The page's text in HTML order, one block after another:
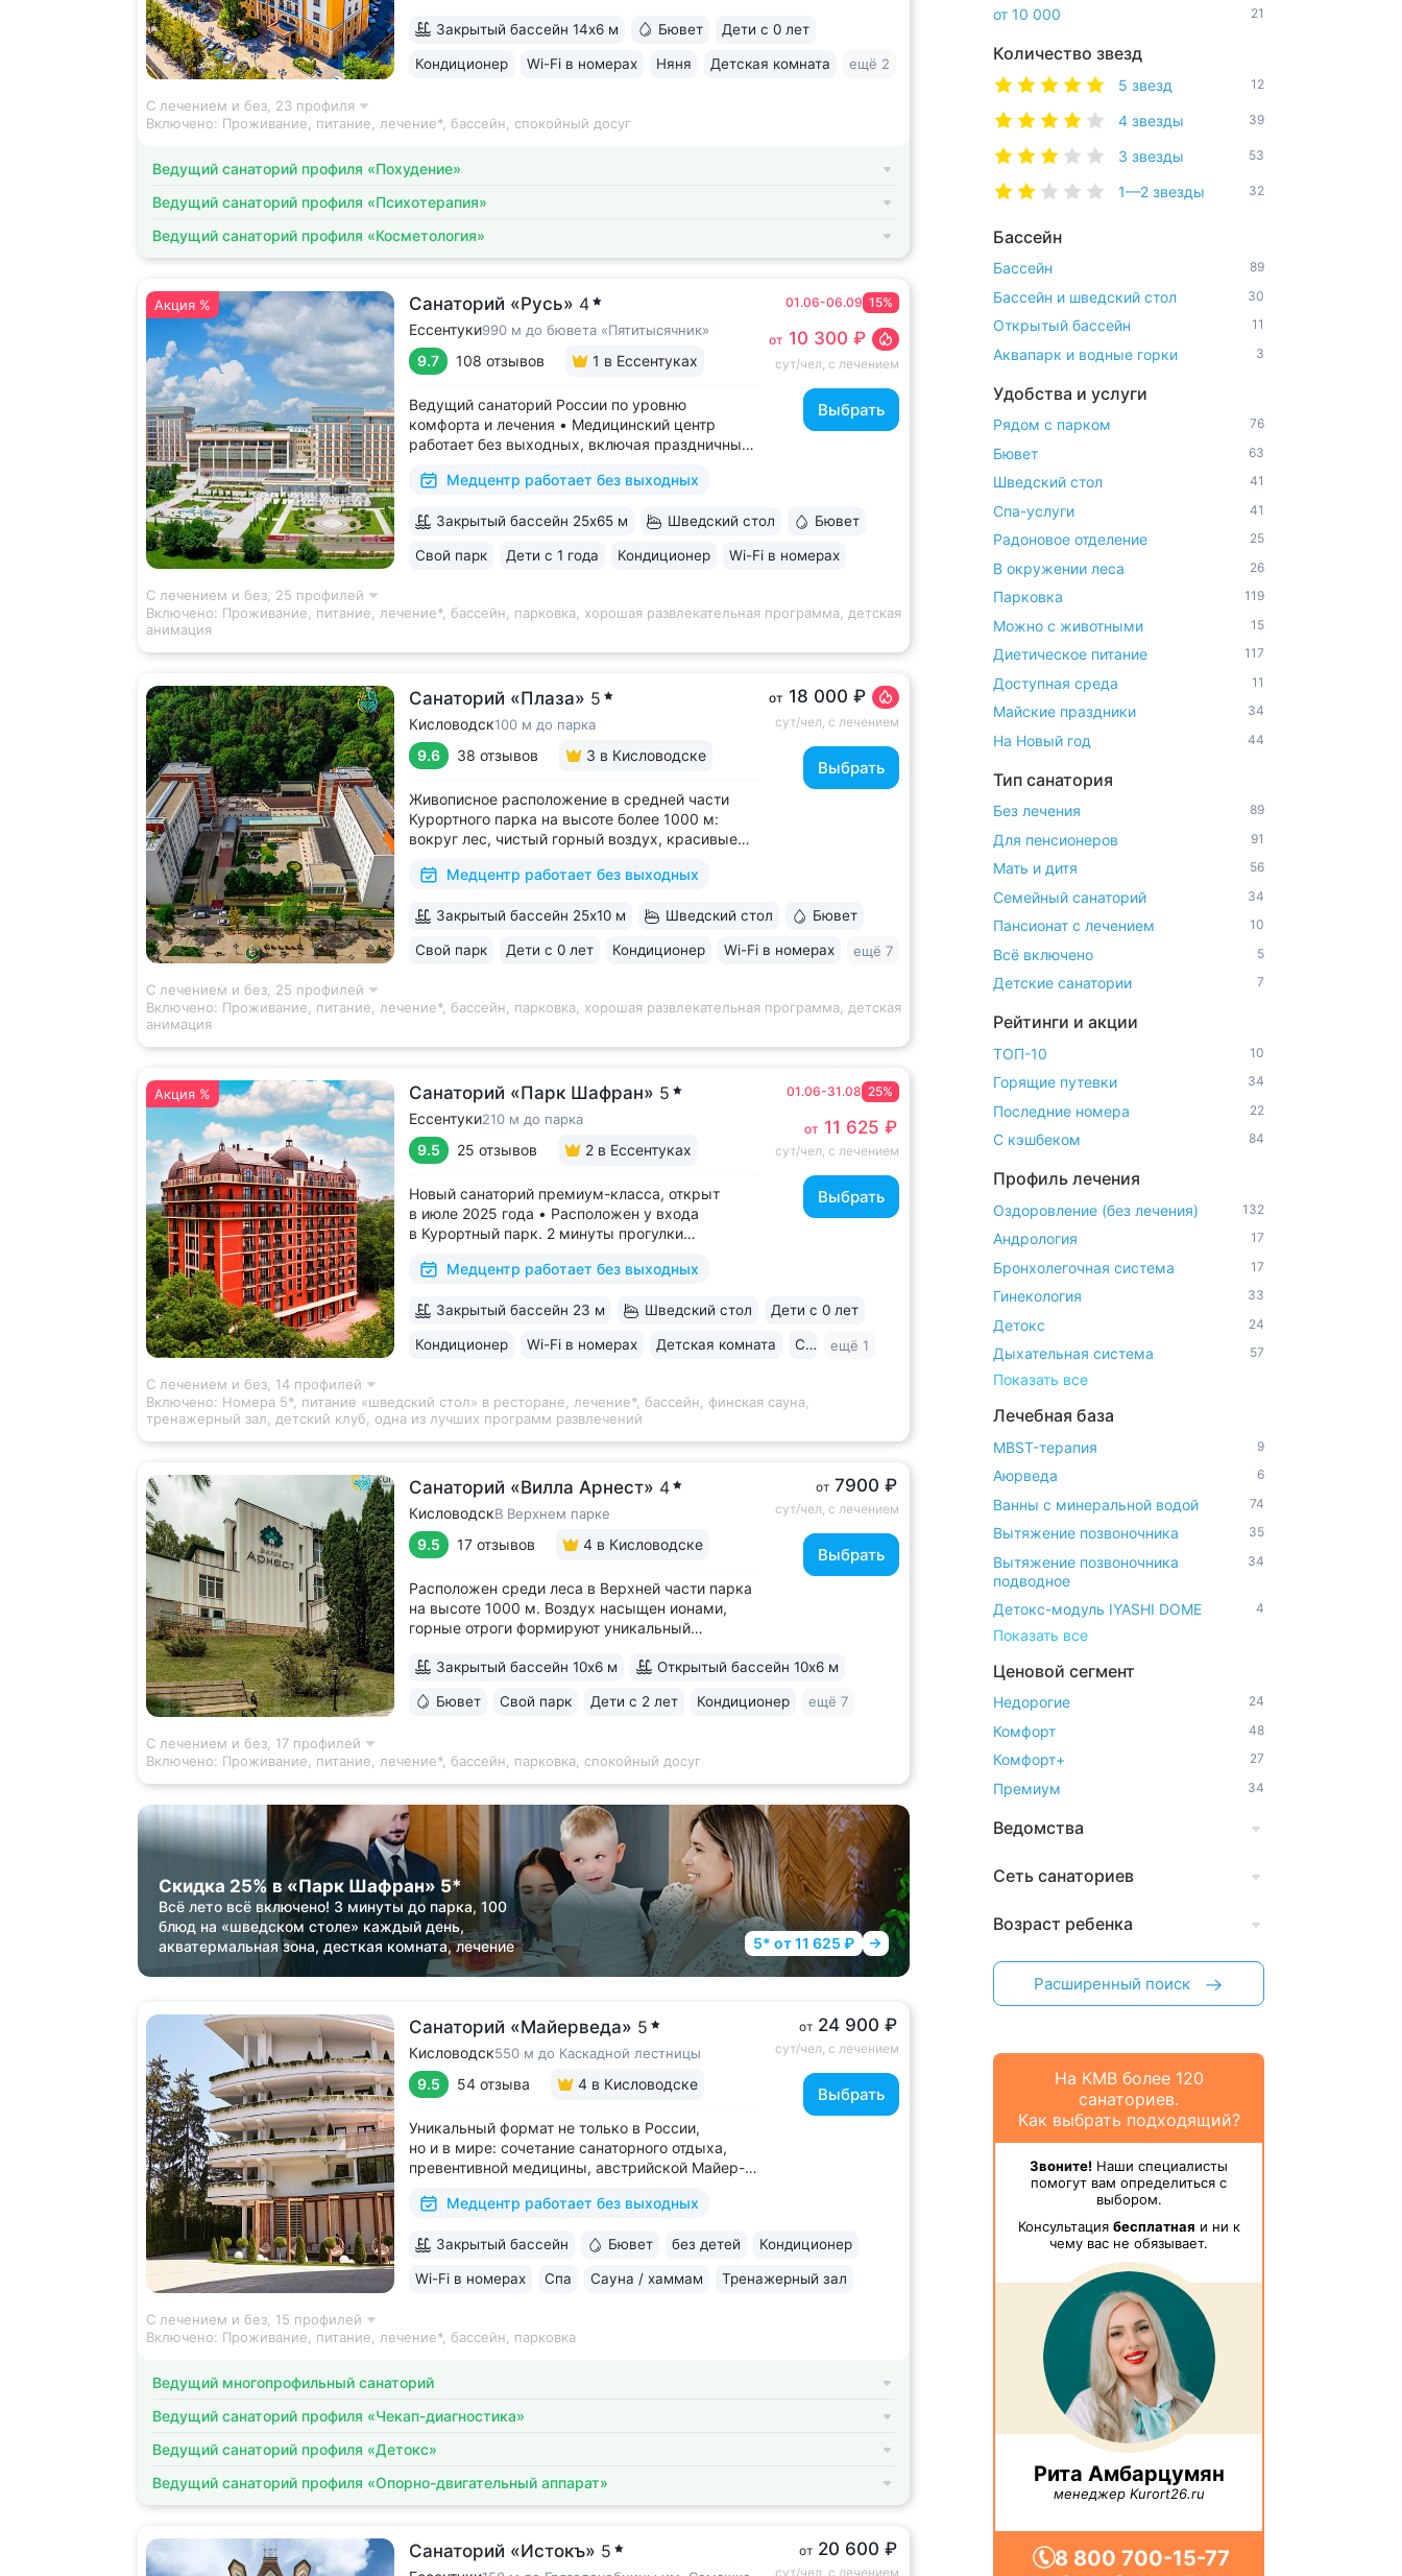
открыт в 2018 году. 95% отзывов о санатории
санаторий превзошёл ожидания по уровню...
Закрытый бассейн 14х6 м Бювет Дети с 0 лет
Кондиционер Wi-Fi в номерах Няня Детская комната ещё 2
С лечением и без, 23 профиля
Включено: Проживание, питание, лечение*, бассейн, спокойный досуг
Ведущий санаторий профиля «Похудение»
Ведущий санаторий профиля «Психотерапия»
Ведущий санаторий профиля «Косметология»
Акция % Санаторий «Русь» 4
Ессентуки990 м до бювета «Пятитысячник»
9.7 108 отзывов 1 в Ессентуках
Ведущий санаторий России по уровню
комфорта и лечения • Медицинский центр
работает без выходных, включая праздничные
с термотерапией, джакузи, каскадом
есть отдельная детская зона. Рядом
Медцентр работает без выходных
01.06-06.09 15%
от 10 300 ₽
сут/чел, с лечением
Выбрать
Закрытый бассейн 25х65 м Шведский стол Бювет
Свой парк Дети с 1 года Кондиционер Wi-Fi в номерах
С лечением и без, 25 профилей
Включено: Проживание, питание, лечение*, бассейн, парковка, хорошая развлекательная программа, детская
анимация
Санаторий «Плаза» 5
Кисловодск100 м до парка
9.6 38 отзывов 3 в Кисловодске
Живописное расположение в средней части
Курортного парка на высоте более 1000 м:
вокруг лес, чистый горный воздух, красивые
В штате 43 врача и 220 медспециалистов
диагностики и ДНК-исследований. Есть
Медцентр работает без выходных
от 18 000 ₽
сут/чел, с лечением
Выбрать
Закрытый бассейн 25x10 м Шведский стол Бювет
Свой парк Дети с 0 лет Кондиционер Wi-Fi в номерах ещё 7
С лечением и без, 25 профилей
Включено: Проживание, питание, лечение*, бассейн, парковка, хорошая развлекательная программа, детская
анимация
Акция % Санаторий «Парк Шафран» 5
Ессентуки210 м до парка
9.5 25 отзывов 2 в Ессентуках
Новый санаторий премиум-класса, открыт
в июле 2025 года • Расположен у входа
в Курортный парк. 2 минуты прогулки
• Акватермальная зона: бассейн с водопадом,
включено во все виды путёвок • Трёхразовое
Медцентр работает без выходных
01.06-31.08 25%
от 11 625 ₽
сут/чел, с лечением
Выбрать
Закрытый бассейн 23 м Шведский стол Дети с 0 лет
Кондиционер Wi-Fi в номерах Детская комната Спа ещё 1
С лечением и без, 14 профилей
Включено: Номера 5*, питание «шведский стол» в ресторане, лечение*, бассейн, финская сауна,
тренажерный зал, детский клуб, одна из лучших программ развлечений
Санаторий «Вилла Арнест» 4
КисловодскВ Верхнем парке
9.5 17 отзывов 4 в Кисловодске
Расположен среди леса в Верхней части парка
на высоте 1000 м. Воздух насыщен ионами,
горные отроги формируют уникальный
и влажностью воздуха. Прямой выход
Один из лучших вариантов для уединенного
от 7900 ₽
сут/чел, с лечением
Выбрать
Закрытый бассейн 10х6 м Открытый бассейн 10х6 м
Бювет Свой парк Дети с 2 лет Кондиционер ещё 7
С лечением и без, 17 профилей
Включено: Проживание, питание, лечение*, бассейн, парковка, спокойный досуг
Скидка 25% в «Парк Шафран» 5*
Всё лето всё включено! 3 минуты до парка, 100
блюд на «шведском столе» каждый день,
акватермальная зона, десткая комната, лечение
5* от 11 625 ₽
Санаторий «Майерведа» 5
Кисловодск550 м до Каскадной лестницы
9.5 54 отзыва 4 в Кисловодске
Уникальный формат не только в России,
но и в мире: сочетание санаторного отдыха,
превентивной медицины, австрийской Майер-
восстановление ЖКТ), древнеиндийской
The World Luxury Awards. Премия «Вояж»
Медцентр работает без выходных
от 24 900 ₽
сут/чел, с лечением
Выбрать
Закрытый бассейн Бювет без детей Кондиционер
Wi-Fi в номерах Спа Сауна / хаммам Тренажерный зал
С лечением и без, 15 профилей
Включено: Проживание, питание, лечение*, бассейн, парковка
Ведущий многопрофильный санаторий
Ведущий санаторий профиля «Чекап-диагностика»
Ведущий санаторий профиля «Детокс»
Ведущий санаторий профиля «Опорно-двигательный аппарат»
Санаторий «Истокъ» 5 от 20 600 ₽
сут/чел, с лечением
от 10 000 21
Количество звезд
5 звезд 12
4 звезды 39
3 звезды 53
1—2 звезды 32
Бассейн
Бассейн 89
Бассейн и шведский стол 30
Открытый бассейн 11
Аквапарк и водные горки 3
Удобства и услуги
Рядом с парком 76
Бювет 63
Шведский стол 41
Спа-услуги 41
Радоновое отделение 25
В окружении леса 26
Парковка 119
Можно с животными 15
Диетическое питание 117
Доступная среда 11
Майские праздники 34
На Новый год 44
Тип санатория
Без лечения 89
Для пенсионеров 91
Мать и дитя 56
Семейный санаторий 34
Пансионат с лечением 10
Всё включено 5
Детские санатории 7
Рейтинги и акции
ТОП-10 10
Горящие путевки 34
Последние номера 22
С кэшбеком 84
Профиль лечения
Оздоровление (без лечения) 132
Андрология 17
Бронхолегочная система 17
Гинекология 33
Детокс 24
Дыхательная система 57
Показать все
Лечебная база
MBST-терапия 9
Аюрведа 6
Ванны с минеральной водой 74
Вытяжение позвоночника 35
Вытяжение позвоночника
подводное
34
Детокс-модуль IYASHI DOME 4
Показать все
Ценовой сегмент
Недорогие 24
Комфорт 48
Комфорт+ 27
Премиум 34
Ведомства
Сеть санаториев
Возраст ребенка
Расширенный поиск
На КМВ более 120
санаториев.
Как выбрать подходящий?
Звоните! Наши специалисты
помогут вам определиться с
выбором.
Консультация бесплатная и ни к
чему вас не обязывает.
Рита Амбарцумян
менеджер Kurort26.ru
8 800 700-15-77